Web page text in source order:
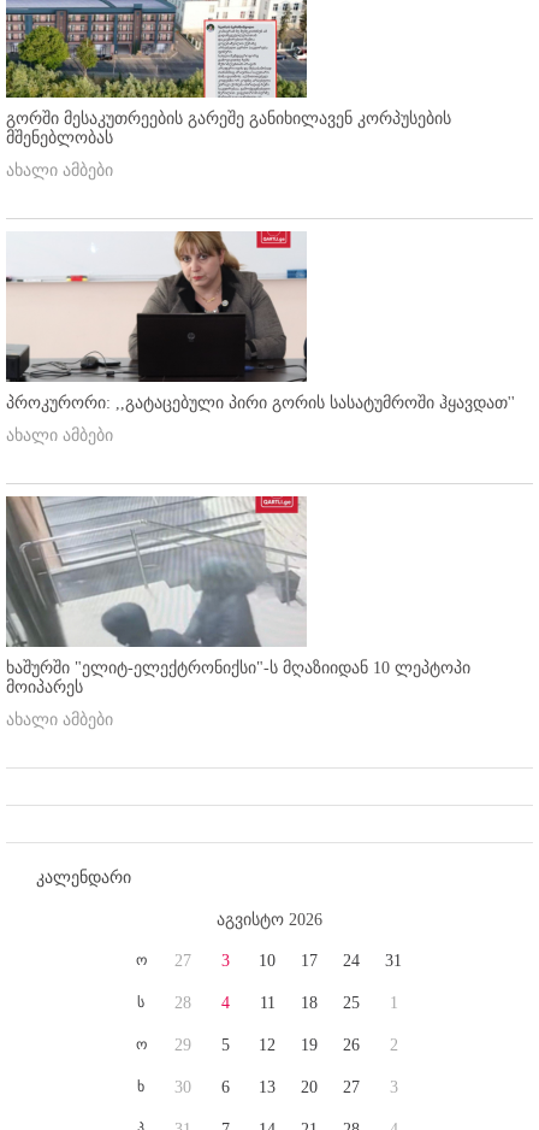
გორში მესაკუთრეების გარეშე განიხილავენ კორპუსების
მშენებლობას
ახალი ამბები
პროკურორი: ,,გატაცებული პირი გორის სასატუმროში ჰყავდათ''
ახალი ამბები
ხაშურში "ელიტ-ელექტრონიქსი"-ს მღაზიიდან 10 ლეპტოპი
მოიპარეს
ახალი ამბები
კალენდარი
აგვისტო 2026
ო
ს
ო
ხ
27
28
29
30
3
4
5
6
10
11
12
13
17
18
19
20
24
25
26
27
31
1
2
3